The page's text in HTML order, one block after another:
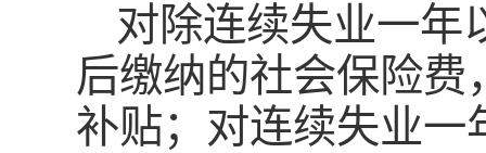
对除连续失业一年
后缴纳的社会保险费
补贴；对连续失业一